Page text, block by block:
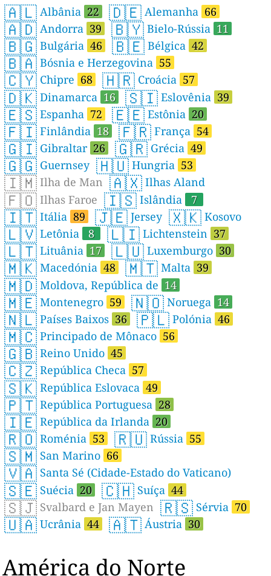
🇦🇱 Albânia 22 🇩🇪 Alemanha 66
🇦🇩 Andorra 39 🇧🇾 Bielo-Rússia 11
🇧🇬 Bulgária 46 🇧🇪 Bélgica 42
🇧🇦 Bósnia e Herzegovina 55
🇨🇾 Chipre 68 🇭🇷 Croácia 57
🇩🇰 Dinamarca 16 🇸🇮 Eslovênia 39
🇪🇸 Espanha 72 🇪🇪 Estônia 20
🇫🇮 Finlândia 18 🇫🇷 França 54
🇬🇮 Gibraltar 26 🇬🇷 Grécia 49
🇬🇬 Guernsey 🇭🇺 Hungria 53
🇮🇲 Ilha de Man 🇦🇽 Ilhas Aland
🇫🇴 Ilhas Faroe 🇮🇸 Islândia 7
🇮🇹 Itália 89 🇯🇪 Jersey 🇽🇰 Kosovo
🇱🇻 Letônia 8 🇱🇮 Lichtenstein 37
🇱🇹 Lituânia 17 🇱🇺 Luxemburgo 30
🇲🇰 Macedónia 48 🇲🇹 Malta 39
🇲🇩 Moldova, República de 14
🇲🇪 Montenegro 59 🇳🇴 Noruega 14
🇳🇱 Países Baixos 36 🇵🇱 Polónia 46
🇲🇨 Principado de Mônaco 56
🇬🇧 Reino Unido 45
🇨🇿 República Checa 57
🇸🇰 República Eslovaca 49
🇵🇹 República Portuguesa 28
🇮🇪 República da Irlanda 20
🇷🇴 Roménia 53 🇷🇺 Rússia 55
🇸🇲 San Marino 66
🇻🇦 Santa Sé (Cidade-Estado do Vaticano)
🇸🇪 Suécia 20 🇨🇭 Suíça 44
🇸🇯 Svalbard e Jan Mayen 🇷🇸 Sérvia 70
🇺🇦 Ucrânia 44 🇦🇹 Áustria 30
América do Norte